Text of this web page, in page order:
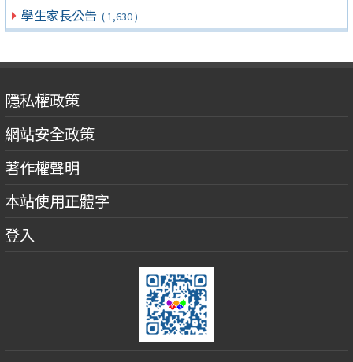
學生家長公告 ( 1,630 )
隱私權政策
網站安全政策
著作權聲明
本站使用正體字
登入